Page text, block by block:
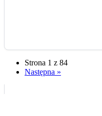
Strona 1 z 84
Następna »